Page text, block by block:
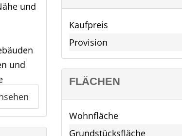
und
und
Kaufpreis
Provision
FLÄCHEN
Wohnfläche
Grundstücksfläche